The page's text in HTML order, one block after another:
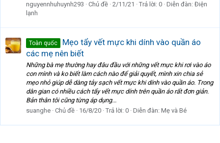
nguyennhuhuynh293
Chủ đề 2/11/21 Trả lời: 0 Diễn đàn: Điện
lạnh
Toàn quốc
Mẹo tẩy vết mực khi dính vào quần áo
các mẹ nên biết
Những bà mẹ thường hay đâu đầu với những vết mực khi rơi vào áo
con mình và ko biết làm cách nào để giải quyết, mình xin chia sẻ
mẹo nhỏ giúp dễ dàng tảy sạch vết mực khi dính vào quần áo. Trong
dân gian có nhiều cách tẩy vết mực dính trên quần áo rất đơn giản.
Bản thân tôi cũng từng áp dụng...
suanghe Chủ đề 16/8/20 Trả lời: 0 Diễn đàn: Mẹ và Bé